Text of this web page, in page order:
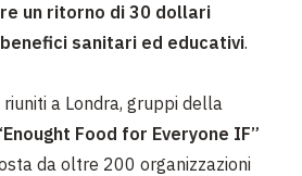
un ritorno di 30 dollari
sanitari ed educativi.
a Londra, gruppi della
Food for Everyone IF”
da oltre 200 organizzazioni